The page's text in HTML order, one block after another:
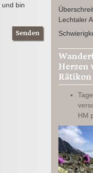
und bin
Senden
Lechtaler
Herzen
Rätikon
HM